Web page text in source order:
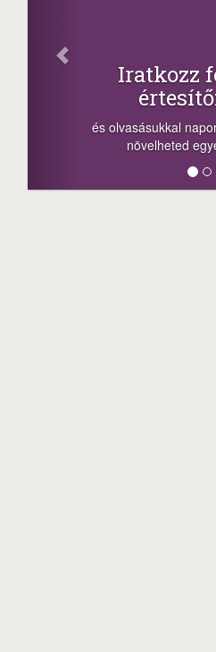
Iratkozz fel cikk
értesítőnkre
olvasásukkal naponta 2000 Ft-tal is
növelheted egyenlegedet!